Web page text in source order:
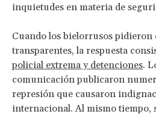
inquietudes en materia de
Cuando los bielorrusos pidieron
transparentes, la respuesta
policial extrema y detenciones.
comunicación publicaron
represión que causaron
internacional. Al mismo tiempo,